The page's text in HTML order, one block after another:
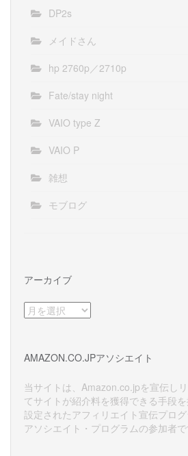
DP2s
メイドさん
hp 2760p／2710p
Fate/stay night
VAIO type Z
VAIO P
雑想
モブログ
アーカイブ
ア
ー
ブ
AMAZON.CO.JPアソシエイト
当サイトは、Amazon.co.jpを宣伝し
てサイトが紹介料を獲得できる手段
設定されたアフィリエイト宣伝プロ
アソシエイト・プログラムの参加者で